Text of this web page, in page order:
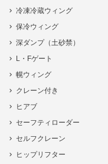
冷凍冷蔵ウィング
保冷ウィング
深ダンプ（土砂禁）
L・Fゲート
幌ウィング
クレーン付き
ヒアブ
セーフティローダー
セルフクレーン
ヒップリフター